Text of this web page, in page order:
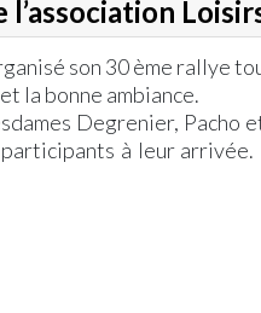
son 30 ème rallye
la bonne ambiance.
Degrenier, Pacho
à leur arrivée.